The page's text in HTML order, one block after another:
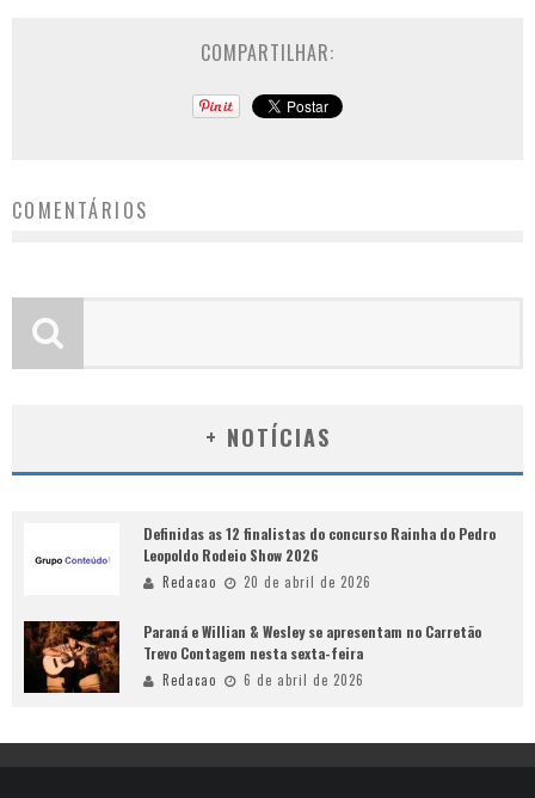
COMPARTILHAR:
COMENTÁRIOS
+ NOTÍCIAS
Definidas as 12 finalistas do concurso Rainha do Pedro
Leopoldo Rodeio Show 2026
Redacao 20 de abril de 2026
Paraná e Willian & Wesley se apresentam no Carretão
Trevo Contagem nesta sexta-feira
Redacao 6 de abril de 2026